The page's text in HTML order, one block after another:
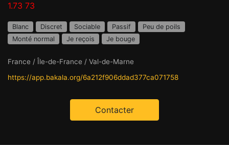
1.73 73
Blanc Discret Sociable Passif
Peu de poils
Monté normal
Je reçois Je bouge
France / Île-de-France / Val-de-Marne
https://app.bakala.org/6a212f906ddad377ca071758
Contacter